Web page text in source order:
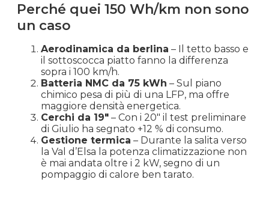
Perché quei 150 Wh/km non sono
un caso
Aerodinamica da berlina – Il tetto basso e
il sottoscocca piatto fanno la differenza
sopra i 100 km/h.
Batteria NMC da 75 kWh – Sul piano
chimico pesa di più di una LFP, ma offre
maggiore densità energetica.
Cerchi da 19″ – Con i 20″ il test preliminare
di Giulio ha segnato +12 % di consumo.
Gestione termica – Durante la salita verso
la Val d’Elsa la potenza climatizzazione non
è mai andata oltre i 2 kW, segno di un
pompaggio di calore ben tarato.